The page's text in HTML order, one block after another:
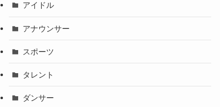
アイドル
アナウンサー
スポーツ
タレント
ダンサー